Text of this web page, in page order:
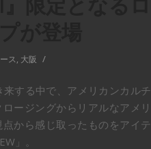
ス, 大阪 /
する中で、アメリカンカルチ
ージングからリアルなアメリ
から感じ取ったものをアイテ
」。